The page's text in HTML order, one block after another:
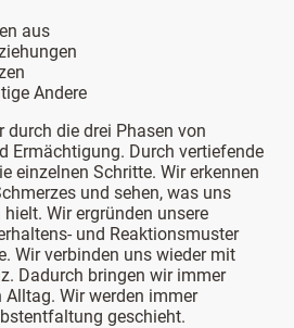
aus
Andere
durch die drei Phasen von
Ermächtigung. Durch vertiefende
einzelnen Schritte. Wir erkennen
und sehen, was uns
Wir ergründen unsere
und Reaktionsmuster
Wir verbinden uns wieder mit
Dadurch bringen wir immer
Alltag. Wir werden immer
geschieht.